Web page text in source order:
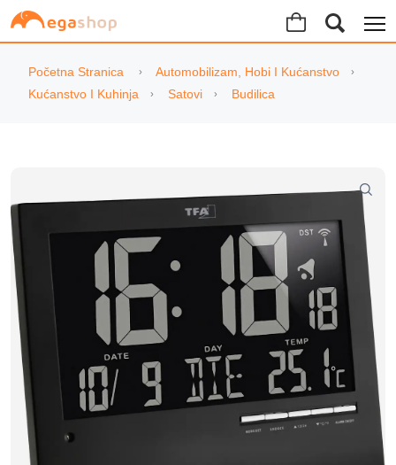
Početna Stranica
Automobilizam, Hobi I Kućanstvo
Kućanstvo I Kuhinja
Satovi Budilica